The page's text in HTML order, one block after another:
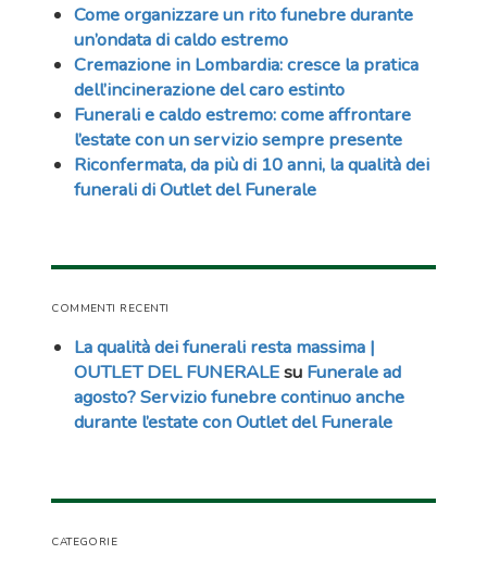
Come organizzare un rito funebre durante
un’ondata di caldo estremo
Cremazione in Lombardia: cresce la pratica
dell’incinerazione del caro estinto
Funerali e caldo estremo: come affrontare
l’estate con un servizio sempre presente
Riconfermata, da più di 10 anni, la qualità dei
funerali di Outlet del Funerale
COMMENTI RECENTI
La qualità dei funerali resta massima |
OUTLET DEL FUNERALEsu Funerale ad
agosto? Servizio funebre continuo anche
durante l’estate con Outlet del Funerale
CATEGORIE